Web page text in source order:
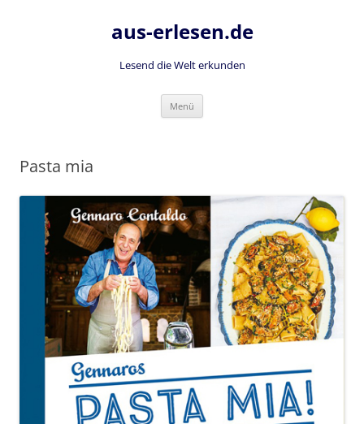
aus-erlesen.de
Lesend die Welt erkunden
Menü
Pasta mia